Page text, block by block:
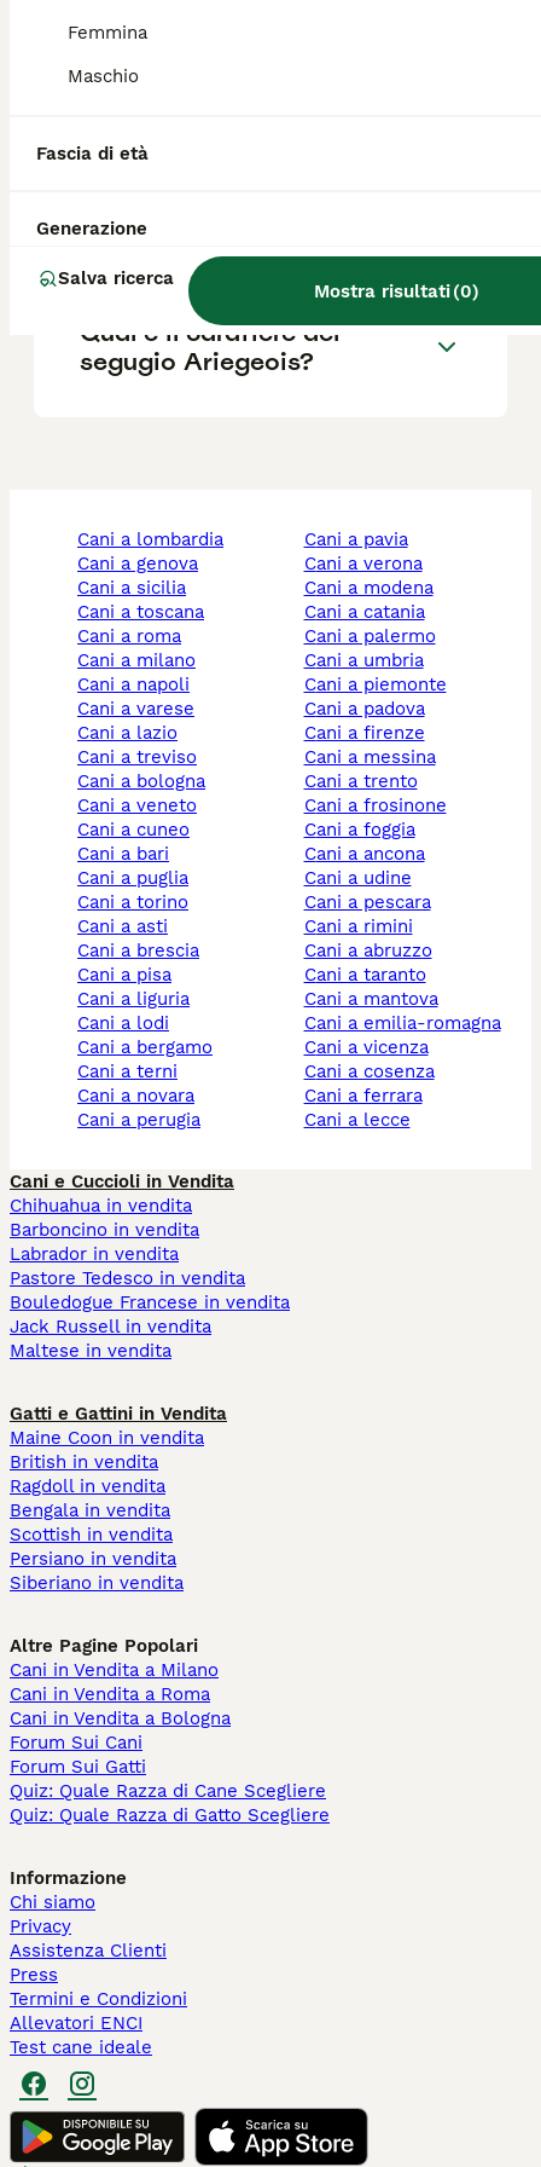
Femmina
Maschio
Fascia di età
Generazione
Salva ricerca
Mostra risultati(0)
allevamenti di Ariegeois in
Ariegeois?
Qual è il carattere del
segugio Ariegeois?
cani a lombardia
cani a genova
cani a sicilia
cani a toscana
cani a roma
cani a milano
cani a napoli
cani a varese
cani a lazio
cani a treviso
cani a bologna
cani a veneto
cani a cuneo
cani a bari
cani a puglia
cani a torino
cani a asti
cani a brescia
cani a pisa
cani a liguria
cani a lodi
cani a bergamo
cani a terni
cani a novara
cani a perugia
cani a pavia
cani a verona
cani a modena
cani a catania
cani a palermo
cani a umbria
cani a piemonte
cani a padova
cani a firenze
cani a messina
cani a trento
cani a frosinone
cani a foggia
cani a ancona
cani a udine
cani a pescara
cani a rimini
cani a abruzzo
cani a taranto
cani a mantova
cani a emilia-romagna
cani a vicenza
cani a cosenza
cani a ferrara
cani a lecce
Cani e Cuccioli in Vendita
Chihuahua in vendita
Barboncino in vendita
Labrador in vendita
Pastore Tedesco in vendita
Bouledogue Francese in vendita
Jack Russell in vendita
Maltese in vendita
Gatti e Gattini in Vendita
Maine Coon in vendita
British in vendita
Ragdoll in vendita
Bengala in vendita
Scottish in vendita
Persiano in vendita
Siberiano in vendita
Altre Pagine Popolari
Cani in Vendita a Milano
Cani in Vendita a Roma
Cani in Vendita a Bologna
Forum Sui Cani
Forum Sui Gatti
Quiz: Quale Razza di Cane Scegliere
Quiz: Quale Razza di Gatto Scegliere
Informazione
Chi siamo
Privacy
Assistenza Clienti
Press
Termini e Condizioni
Allevatori ENCI
Test cane ideale